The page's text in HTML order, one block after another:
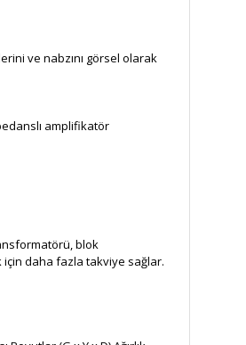
ve nabzını görsel olarak
amplifikatör
blok
için daha fazla takviye sağlar.